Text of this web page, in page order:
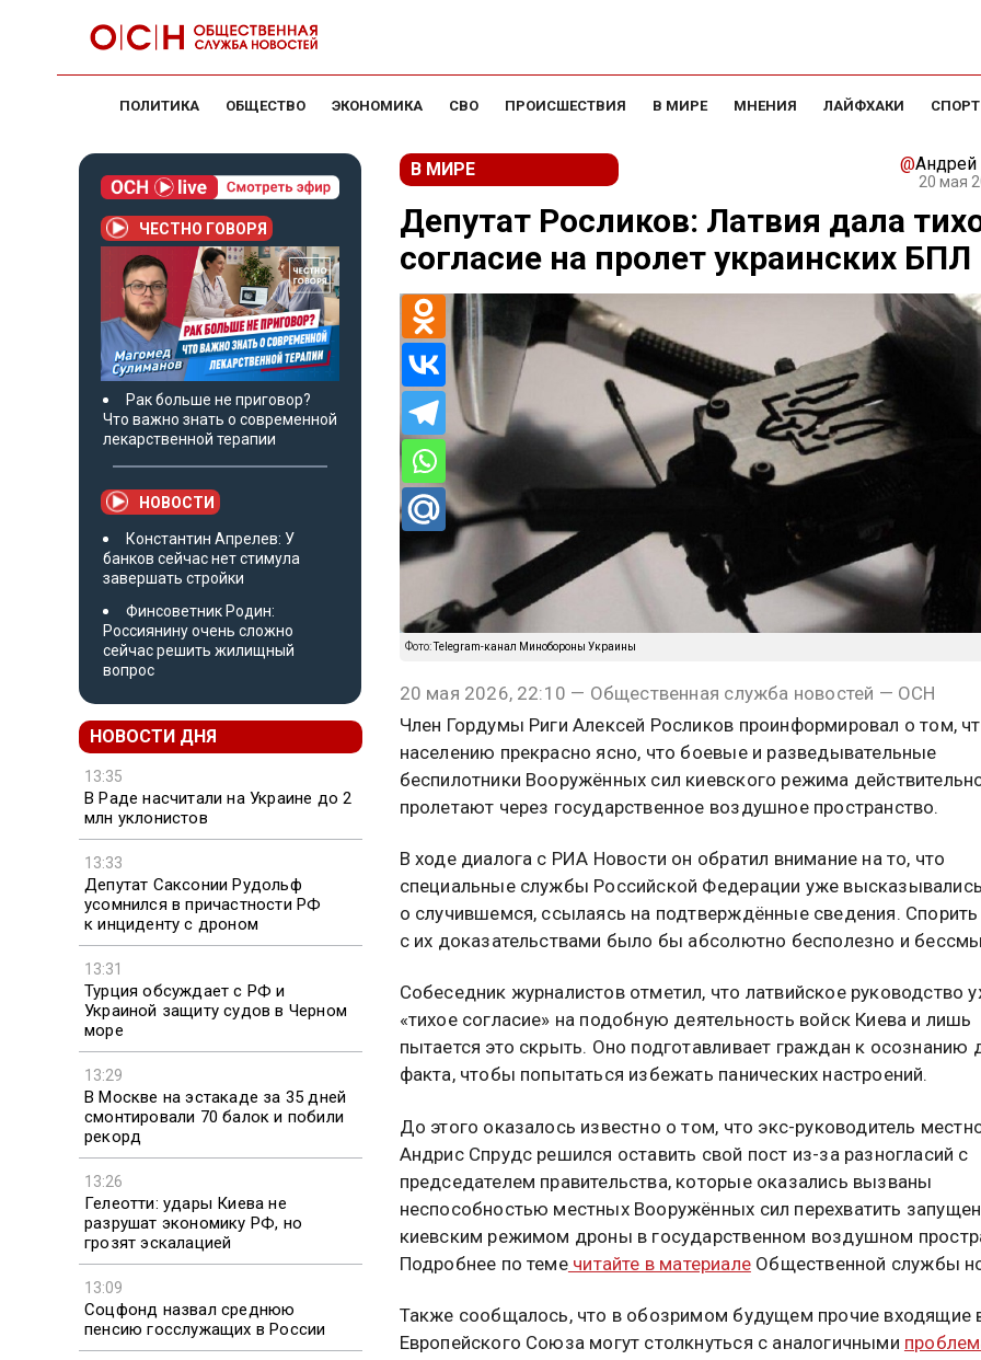
ПОЛИТИКА ОБЩЕСТВО ЭКОНОМИКА СВО ПРОИСШЕСТВИЯ В МИРЕ МНЕНИЯ ЛАЙФХАКИ СПОРТ
ЧЕСТНО ГОВОРЯ
Рак больше не приговор?
Что важно знать о современной
лекарственной терапии
НОВОСТИ
Константин Апрелев: У
банков сейчас нет стимула
завершать стройки
Финсоветник Родин:
Россиянину очень сложно
сейчас решить жилищный
вопрос
НОВОСТИ ДНЯ
13:35
В Раде насчитали на Украине до 2
млн уклонистов
13:33
Депутат Саксонии Рудольф
усомнился в причастности РФ
к инциденту с дроном
13:31
Турция обсуждает с РФ и
Украиной защиту судов в Черном
море
13:29
В Москве на эстакаде за 35 дней
смонтировали 70 балок и побили
рекорд
13:26
Гелеотти: удары Киева не
разрушат экономику РФ, но
грозят эскалацией
13:09
Соцфонд назвал среднюю
пенсию госслужащих в России
В МИРЕ @Андрей
20 мая
Депутат Росликов: Латвия дала
согласие на пролет украинских БПЛ
Фото:Telegram-канал Минобороны Украины
20 мая 2026, 22:10 — Общественная служба новостей — ОСН
Член Гордумы Риги Алексей Росликов проинформировал о том,
населению прекрасно ясно, что боевые и разведывательные
беспилотники Вооружённых сил киевского режима
пролетают через государственное воздушное пространство.
В ходе диалога с РИА Новости он обратил внимание на то, что
специальные службы Российской Федерации уже высказывались
о случившемся, ссылаясь на подтверждённые сведения. Спорить
с их доказательствами было бы абсолютно бесполезно и
Собеседник журналистов отметил, что латвийское руководство
«тихое согласие» на подобную деятельность войск Киева и лишь
пытается это скрыть. Оно подготавливает граждан к осознанию
факта, чтобы попытаться избежать панических настроений.
До этого оказалось известно о том, что экс-руководитель
Андрис Спрудс решился оставить свой пост из-за разногласий с
председателем правительства, которые оказались вызваны
неспособностью местных Вооружённых сил перехватить
киевским режимом дроны в государственном воздушном
Подробнее по темечитайте в материалеОбщественной службы
Также сообщалось, что в обозримом будущем прочие входящие
Европейского Союза могут столкнуться с аналогичными